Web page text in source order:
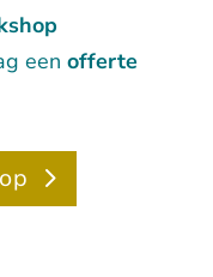
een offerte